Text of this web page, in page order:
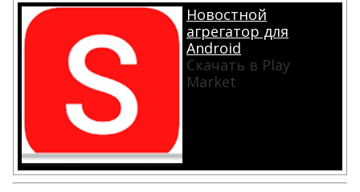
Новостной
агрегатор для
Android
Скачать в Play
Market